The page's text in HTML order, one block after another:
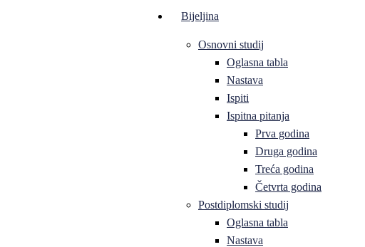
Bijeljina
Osnovni studij
Oglasna tabla
Nastava
Ispiti
Ispitna pitanja
Prva godina
Druga godina
Treća godina
Četvrta godina
Postdiplomski studij
Oglasna tabla
Nastava